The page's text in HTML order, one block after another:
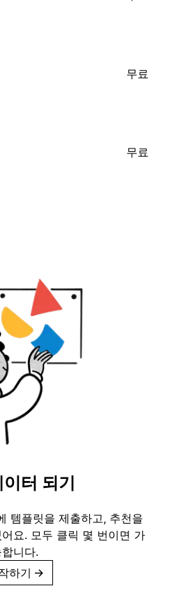
무료
무료
터 되기
템플릿을 제출하고, 추천을
요. 모두 클릭 몇 번이면 가
합니다.
하기 →